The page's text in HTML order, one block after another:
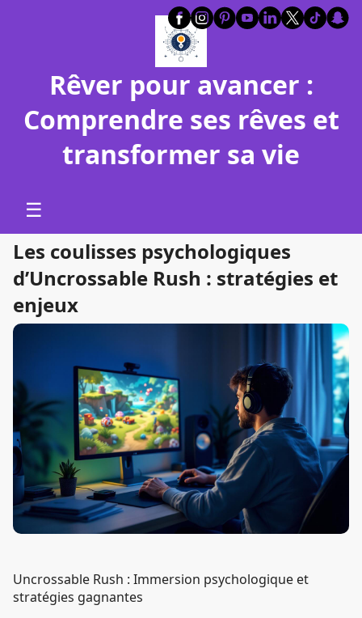
Rêver pour avancer :
Comprendre ses rêves et
transformer sa vie
☰
Les coulisses psychologiques
d’Uncrossable Rush : stratégies et
enjeux
Uncrossable Rush : Immersion psychologique et
stratégies gagnantes